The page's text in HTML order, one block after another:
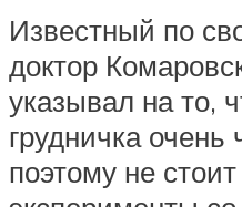
Известный по
доктор
указывал на то,
грудничка очень
поэтому не